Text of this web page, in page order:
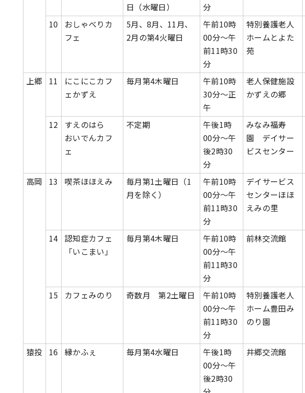
日（水曜日）
分
10
おしゃべりカ
フェ
5月、8月、11月、
2月の第4火曜日
午前10時
00分～午
前11時30
分
特別養護老人
ホームとよた
苑
上郷 11
にこにこカフ
ェかずえ
毎月第4木曜日
午前10時
30分～正
午
老人保健施設
かずえの郷
12
すえのはら
おいでんカフ
ェ
不定期
午後1時
00分～午
後2時30
分
みなみ福寿
園 デイサー
ビスセンター
高岡
13 喫茶ほほえみ
毎月第1土曜日（1
月を除く）
午前10時
00分～午
前11時30
分
デイサービス
センターほほ
えみの里
14 認知症カフェ
「いこまい」
毎月第4木曜日
午前10時
00分～午
前11時30
分
前林交流館
15 カフェみのり 奇数月 第2土曜日
午前10時
00分～午
前11時30
分
特別養護老人
ホーム豊田み
のり園
猿投 16 縁かふぇ 毎月第4水曜日
午後1時
00分～午
後2時30
井郷交流館